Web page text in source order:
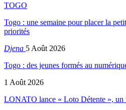
TOGO
Togo : une semaine pour placer la
priorités
Djena 5 Août 2026
Togo : des jeunes formés au
1 Août 2026
LONATO lance « Loto Détente », un